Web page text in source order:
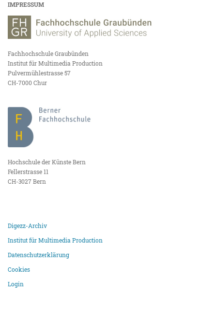
IMPRESSUM
Fachhochschule Graubünden
Institut für Multimedia Production
Pulvermühlestrasse 57
CH-7000 Chur
Hochschule der Künste Bern
Fellerstrasse 11
CH-3027 Bern
Digezz-Archiv
Institut für Multimedia Production
Datenschutzerklärung
Cookies
Login